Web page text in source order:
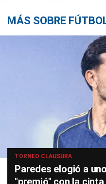
MÁS SOBRE
TORNEO CLAUSURA
Paredes elogió a
"premió" con la